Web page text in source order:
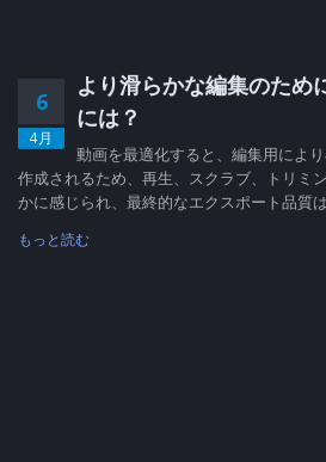
6
4月
より滑らかな編集のため
には？
動画を最適化すると、編集用によ
作成されるため、再生、スクラブ、トリミ
かに感じられ、最終的なエクスポート品質
もっと読む